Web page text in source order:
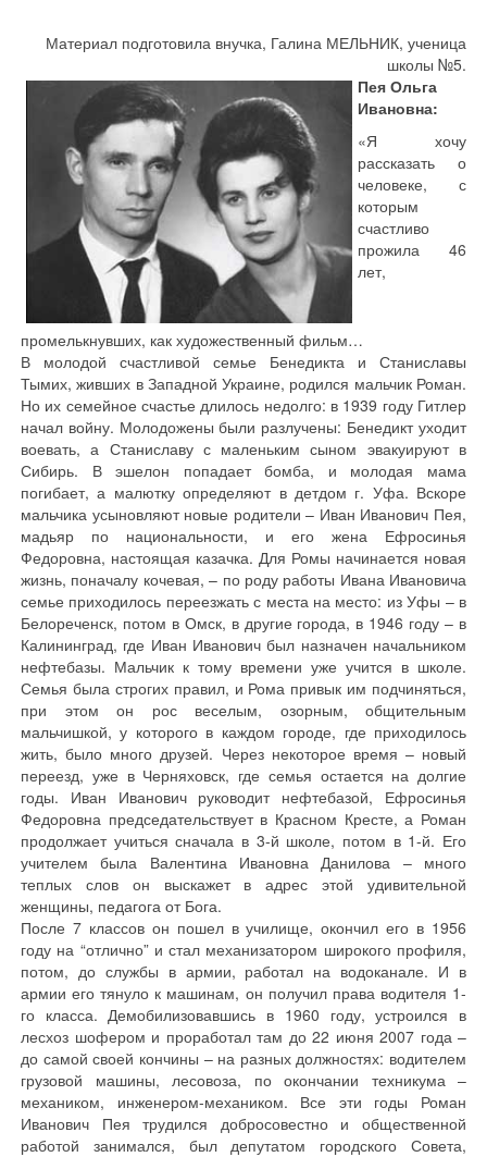
Материал подготовила внучка, Галина МЕЛЬНИК, ученица
школы №5.
Пея Ольга
Ивановна:
«Я хочу
рассказать о
человеке, с
которым
счастливо
прожила 46
лет,
промелькнувших, как художественный фильм…
В молодой счастливой семье Бенедикта и Станиславы
Тымих, живших в Западной Украине, родился мальчик Роман.
Но их семейное счастье длилось недолго: в 1939 году Гитлер
начал войну. Молодожены были разлучены: Бенедикт уходит
воевать, а Станиславу с маленьким сыном эвакуируют в
Сибирь. В эшелон попадает бомба, и молодая мама
погибает, а малютку определяют в детдом г. Уфа. Вскоре
мальчика усыновляют новые родители – Иван Иванович Пея,
мадьяр по национальности, и его жена Ефросинья
Федоровна, настоящая казачка. Для Ромы начинается новая
жизнь, поначалу кочевая, – по роду работы Ивана Ивановича
семье приходилось переезжать с места на место: из Уфы – в
Белореченск, потом в Омск, в другие города, в 1946 году – в
Калининград, где Иван Иванович был назначен начальником
нефтебазы. Мальчик к тому времени уже учится в школе.
Семья была строгих правил, и Рома привык им подчиняться,
при этом он рос веселым, озорным, общительным
мальчишкой, у которого в каждом городе, где приходилось
жить, было много друзей. Через некоторое время – новый
переезд, уже в Черняховск, где семья остается на долгие
годы. Иван Иванович руководит нефтебазой, Ефросинья
Федоровна председательствует в Красном Кресте, а Роман
продолжает учиться сначала в 3-й школе, потом в 1-й. Его
учителем была Валентина Ивановна Данилова – много
теплых слов он выскажет в адрес этой удивительной
женщины, педагога от Бога.
После 7 классов он пошел в училище, окончил его в 1956
году на “отлично” и стал механизатором широкого профиля,
потом, до службы в армии, работал на водоканале. И в
армии его тянуло к машинам, он получил права водителя 1-
го класса. Демобилизовавшись в 1960 году, устроился в
лесхоз шофером и проработал там до 22 июня 2007 года –
до самой своей кончины – на разных должностях: водителем
грузовой машины, лесовоза, по окончании техникума –
механиком, инженером-механиком. Все эти годы Роман
Иванович Пея трудился добросовестно и общественной
работой занимался, был депутатом городского Совета,